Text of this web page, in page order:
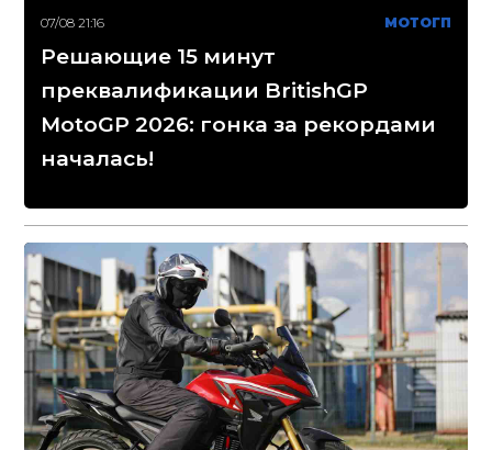
07/08 21:16 МОТОГП
Решающие 15 минут
преквалификации BritishGP
MotoGP 2026: гонка за рекордами
началась!